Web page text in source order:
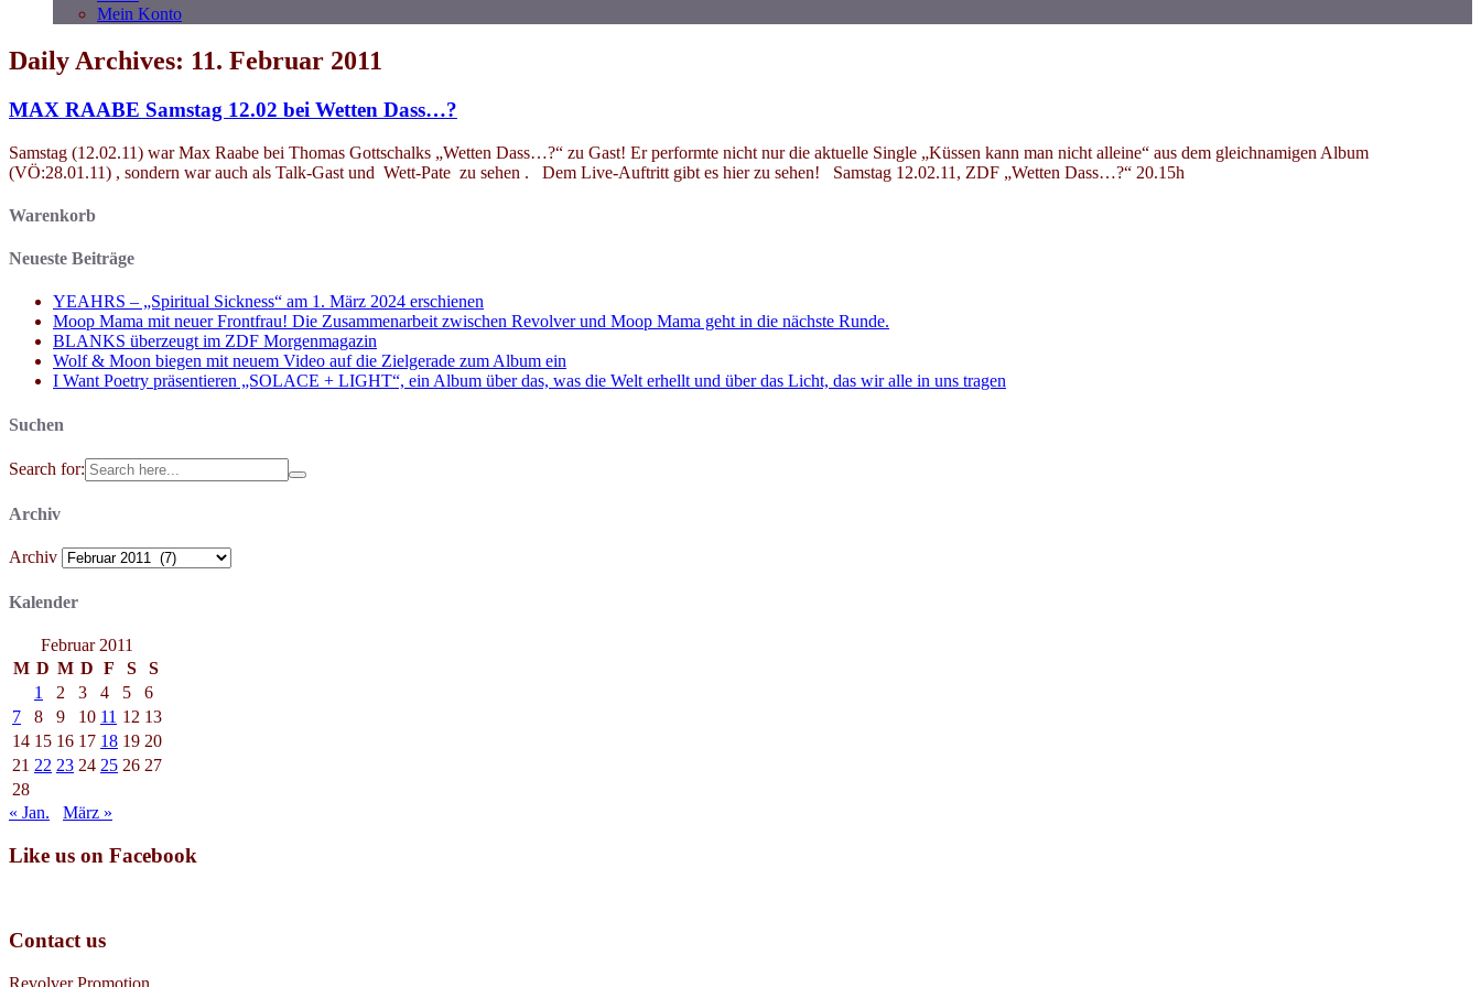
Mein Konto
Daily Archives: 11. Februar 2011
MAX RAABE Samstag 12.02 bei Wetten Dass…?
Samstag (12.02.11) war Max Raabe bei Thomas Gottschalks „Wetten Dass…?“ zu Gast! Er performte nicht nur die aktuelle Single „Küssen kann man nicht alleine“ aus dem gleichnamigen Album
(VÖ:28.01.11) , sondern war auch als Talk-Gast und Wett-Pate zu sehen . Dem Live-Auftritt gibt es hier zu sehen! Samstag 12.02.11, ZDF „Wetten Dass…?“ 20.15h
Warenkorb
Neueste Beiträge
YEAHRS – „Spiritual Sickness“ am 1. März 2024 erschienen
Moop Mama mit neuer Frontfrau! Die Zusammenarbeit zwischen Revolver und Moop Mama geht in die nächste Runde.
BLANKS überzeugt im ZDF Morgenmagazin
Wolf & Moon biegen mit neuem Video auf die Zielgerade zum Album ein
I Want Poetry präsentieren „SOLACE + LIGHT“, ein Album über das, was die Welt erhellt und über das Licht, das wir alle in uns tragen
Suchen
Search for:
Archiv
Archiv
Kalender
Februar 2011
M D M D F S
S
1
2 3 4 5
6
7
8 9 10 11 12 13
14 15 16 17 18 19 20
21 22 23 24 25 26 27
28
« Jan.
März »
Like us on Facebook
Contact us
Revolver Promotion